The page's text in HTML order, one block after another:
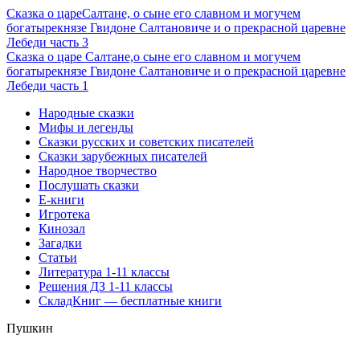
Сказка о цареСалтане, о сыне его славном и могучем
богатырекнязе Гвидоне Салтановиче и о прекрасной царевне
Лебеди часть 3
Сказка о царе Салтане,о сыне его славном и могучем
богатырекнязе Гвидоне Салтановиче и о прекрасной царевне
Лебеди часть 1
Народные сказки
Мифы и легенды
Сказки русских и советских писателей
Сказки зарубежных писателей
Народное творчество
Послушать сказки
Е-книги
Игротека
Кинозал
Загадки
Статьи
Литература 1-11 классы
Решения ДЗ 1-11 классы
СкладКниг — бесплатные книги
Пушкин